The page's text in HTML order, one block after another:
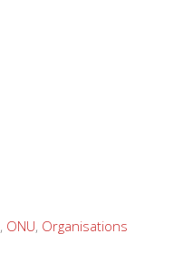
, ONU, Organisations